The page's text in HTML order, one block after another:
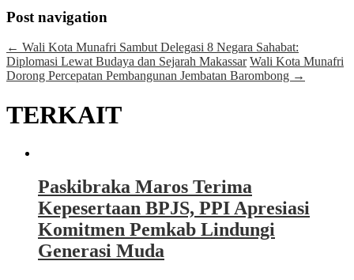
Post navigation
← Wali Kota Munafri Sambut Delegasi 8 Negara Sahabat:
Diplomasi Lewat Budaya dan Sejarah Makassar Wali Kota Munafri
Dorong Percepatan Pembangunan Jembatan Barombong →
TERKAIT
Paskibraka Maros Terima
Kepesertaan BPJS, PPI Apresiasi
Komitmen Pemkab Lindungi
Generasi Muda